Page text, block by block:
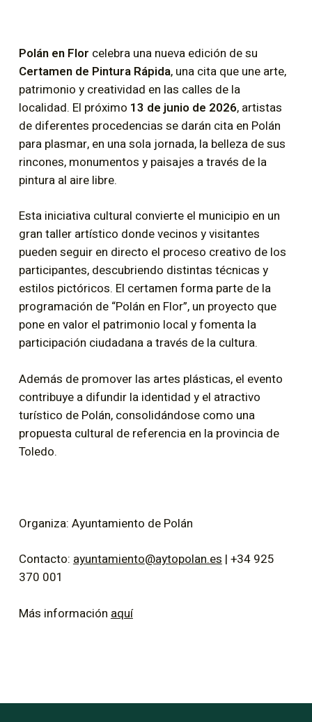
Polán en Flor celebra una nueva edición de su
Certamen de Pintura Rápida, una cita que une arte,
patrimonio y creatividad en las calles de la
localidad. El próximo 13 de junio de 2026, artistas
de diferentes procedencias se darán cita en Polán
para plasmar, en una sola jornada, la belleza de sus
rincones, monumentos y paisajes a través de la
pintura al aire libre.
Esta iniciativa cultural convierte el municipio en un
gran taller artístico donde vecinos y visitantes
pueden seguir en directo el proceso creativo de los
participantes, descubriendo distintas técnicas y
estilos pictóricos. El certamen forma parte de la
programación de “Polán en Flor”, un proyecto que
pone en valor el patrimonio local y fomenta la
participación ciudadana a través de la cultura.
Además de promover las artes plásticas, el evento
contribuye a difundir la identidad y el atractivo
turístico de Polán, consolidándose como una
propuesta cultural de referencia en la provincia de
Toledo.
Organiza: Ayuntamiento de Polán
Contacto:ayuntamiento@aytopolan.es| +34 925
370 001
Más información aquí